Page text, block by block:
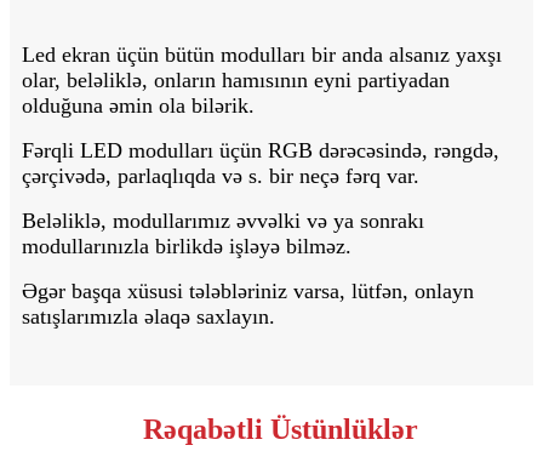
Led ekran üçün bütün modulları bir anda alsanız yaxşı
olar, beləliklə, onların hamısının eyni partiyadan
olduğuna əmin ola bilərik.
Fərqli LED modulları üçün RGB dərəcəsində, rəngdə,
çərçivədə, parlaqlıqda və s. bir neçə fərq var.
Beləliklə, modullarımız əvvəlki və ya sonrakı
modullarınızla birlikdə işləyə bilməz.
Əgər başqa xüsusi tələbləriniz varsa, lütfən, onlayn
satışlarımızla əlaqə saxlayın.
Rəqabətli Üstünlüklər